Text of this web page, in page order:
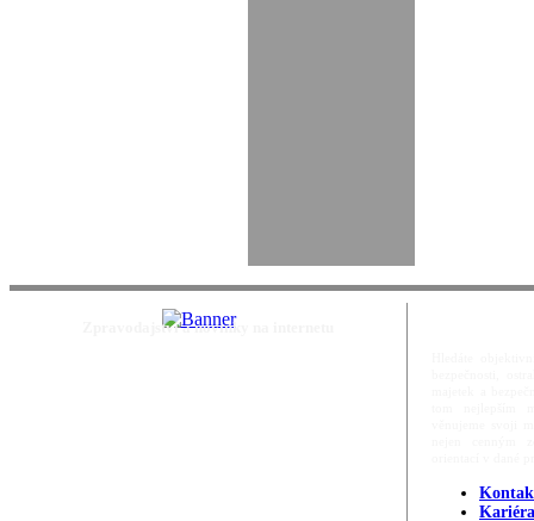
Zpravodajství a novinky na internetu
Kariéra